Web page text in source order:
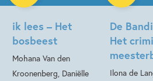
ik lees – Het
bosbeest
Mohana Van den
Kroonenberg, Daniëlle
De
Het
Ilona de